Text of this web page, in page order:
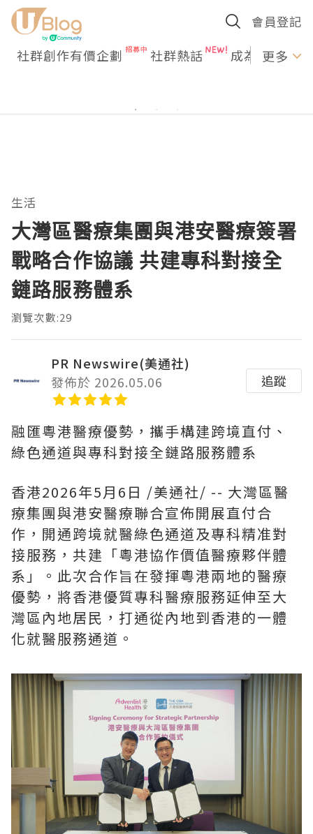
會員登記
社群創作有價企劃 社群熱話 成為U更多
生活
大灣區醫療集團與港安醫療簽署
戰略合作協議 共建專科對接全
鏈路服務體系
瀏覽次數:29
PR Newswire(美通社)
發佈於 2026.05.06
追蹤
融匯粵港醫療優勢，攜手構建跨境直付、
綠色通道與專科對接全鏈路服務體系
香港2026年5月6日 /美通社/ -- 大灣區醫
療集團與港安醫療聯合宣佈開展直付合
作，開通跨境就醫綠色通道及專科精准對
接服務，共建「粵港協作價值醫療夥伴體
系」。此次合作旨在發揮粵港兩地的醫療
優勢，將香港優質專科醫療服務延伸至大
灣區內地居民，打通從內地到香港的一體
化就醫服務通道。